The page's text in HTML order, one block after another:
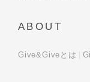
ABOUT
Give&Giveとは